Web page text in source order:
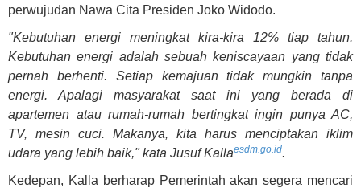
perwujudan Nawa Cita Presiden Joko Widodo.
"Kebutuhan energi meningkat kira-kira 12% tiap tahun.
Kebutuhan energi adalah sebuah keniscayaan yang tidak
pernah berhenti. Setiap kemajuan tidak mungkin tanpa
energi. Apalagi masyarakat saat ini yang berada di
apartemen atau rumah-rumah bertingkat ingin punya AC,
TV, mesin cuci. Makanya, kita harus menciptakan iklim
udara yang lebih baik," kata Jusuf Kallaesdm.go.id.
Kedepan, Kalla berharap Pemerintah akan segera mencari